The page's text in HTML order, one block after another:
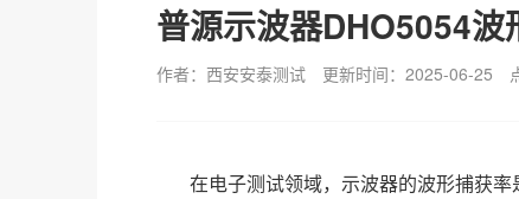
普源示波器DHO5054波
作者：西安安泰测试 更新时间：2025-06-25
在电子测试领域，示波器的波形捕获